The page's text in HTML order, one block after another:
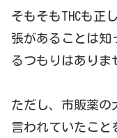
そもそもTHCも正
張があることは知
るつもりはありま
ただし、市販薬の
言われていたこと